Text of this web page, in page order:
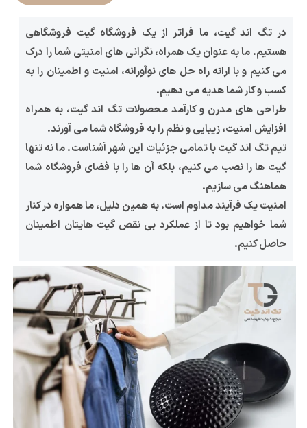
در تگ اند گیت، ما فراتر از یک فروشگاه گیت فروشگاهی
هستیم. ما به عنوان یک همراه، نگرانی‌ های امنیتی شما را درک
می‌ کنیم و با ارائه راه‌ حل‌ های نوآورانه، امنیت و اطمینان را به
کسب‌ و کار شما هدیه می‌ دهیم.
طراحی‌ های مدرن و کارآمد محصولات تگ اند گیت، به همراه
افزایش امنیت، زیبایی و نظم را به فروشگاه شما می ‌آورند.
تیم تگ اند گیت با تمامی جزئیات این شهر آشناست. ما نه تنها
گیت‌ ها را نصب می ‌کنیم، بلکه آن‌ ها را با فضای فروشگاه شما
هماهنگ می ‌سازیم.
امنیت یک فرآیند مداوم است. به همین دلیل، ما همواره در کنار
شما خواهیم بود تا از عملکرد بی ‌نقص گیت ‌هایتان اطمینان
حاصل کنیم.